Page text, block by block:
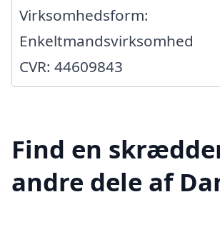
Virksomhedsform:
Enkeltmandsvirksomhed
CVR: 44609843
Find en
andre dele af